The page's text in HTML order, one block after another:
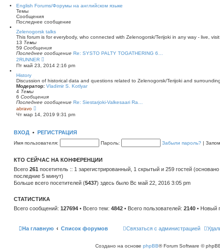
н
е
у
с
о
б
щ
е
н
и
ю
й
и
к
п
о
с
е
д
н
е
с
о
б
щ
н
English Forums/Форумы на английском языке
Темы
Сообщения
Последнее сообщение
Zelenogorsk talks
This forum is for everybody, who connected with Zelenogorsk/Terijoki in any way - live,
13 Темы
59 Сообщения
Последнее сообщение Re: SYSTO PALTY TOGATHERING 6…
2RUNNER
е
р
й
т
к
п
с
л
н
м
о
б
щ
е
ю
Пт май 23, 2014 2:16 pm
History
Discussion of historical data and questions related to Zelenogorsk/Terijoki and
Модератор: Vladimir S. Kotlyar
4 Темы
6 Сообщения
Последнее сообщение Re: Siestarjoki-Valkesaari Ra…
abravo
е
р
т
к
о
с
л
е
д
н
у
о
е
Чт мар 14, 2019 9:31 pm
ВХОД • РЕГИСТРАЦИЯ
Имя пользователя: Пароль: Забыли пароль? |
КТО СЕЙЧАС НА КОНФЕРЕНЦИИ
Всего 261 посетитель :: 1 зарегистрированный, 1 скрытый и 259 гостей
последние 5 минут)
Больше всего посетителей (5437) здесь было Вс май 22, 2016 3:05 pm
СТАТИСТИКА
Всего сообщений: 127694 • Всего тем: 4842 • Всего пользователей: 2140 • Новый
На главную Список форумов Связаться с администрацией
Создано на основе phpBB® Forum Software ©